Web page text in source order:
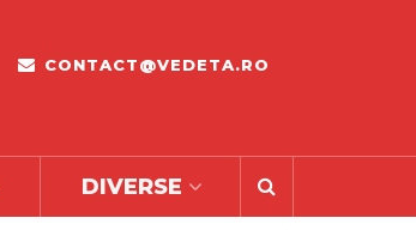
CONTACT@VEDETA.RO
DIVERSE